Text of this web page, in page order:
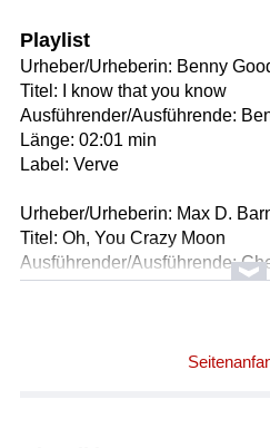
Playlist
Urheber/Urheberin: Benny
Titel: I know that you know
Ausführender/Ausführende:
Länge: 02:01 min
Label: Verve
Urheber/Urheberin: Max D.
Titel: Oh, You Crazy Moon
Ausführender/Ausführende:
Länge: 03:15 min
Komponist/Komponistin: